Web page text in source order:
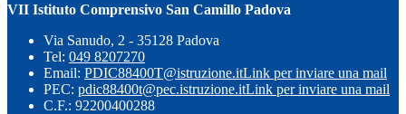
VII Istituto Comprensivo San Camillo Padova
Via Sanudo, 2 - 35128 Padova
Tel: 049 8207270
Email: PDIC88400T@istruzione.itLink per inviare una mail
PEC: pdic88400t@pec.istruzione.itLink per inviare una mail
C.F.: 92200400288